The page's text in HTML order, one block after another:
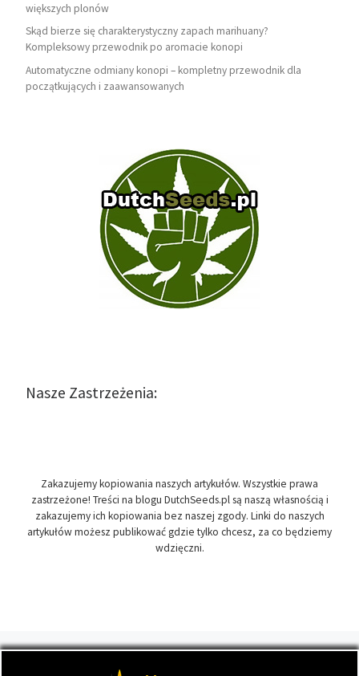
większych plonów
Skąd bierze się charakterystyczny zapach marihuany?
Kompleksowy przewodnik po aromacie konopi
Automatyczne odmiany konopi – kompletny przewodnik dla
początkujących i zaawansowanych
Nasze Zastrzeżenia:
Zakazujemy kopiowania naszych artykułów. Wszystkie prawa
zastrzeżone! Treści na blogu DutchSeeds.pl są naszą własnością i
zakazujemy ich kopiowania bez naszej zgody. Linki do naszych
artykułów możesz publikować gdzie tylko chcesz, za co będziemy
wdzięczni.